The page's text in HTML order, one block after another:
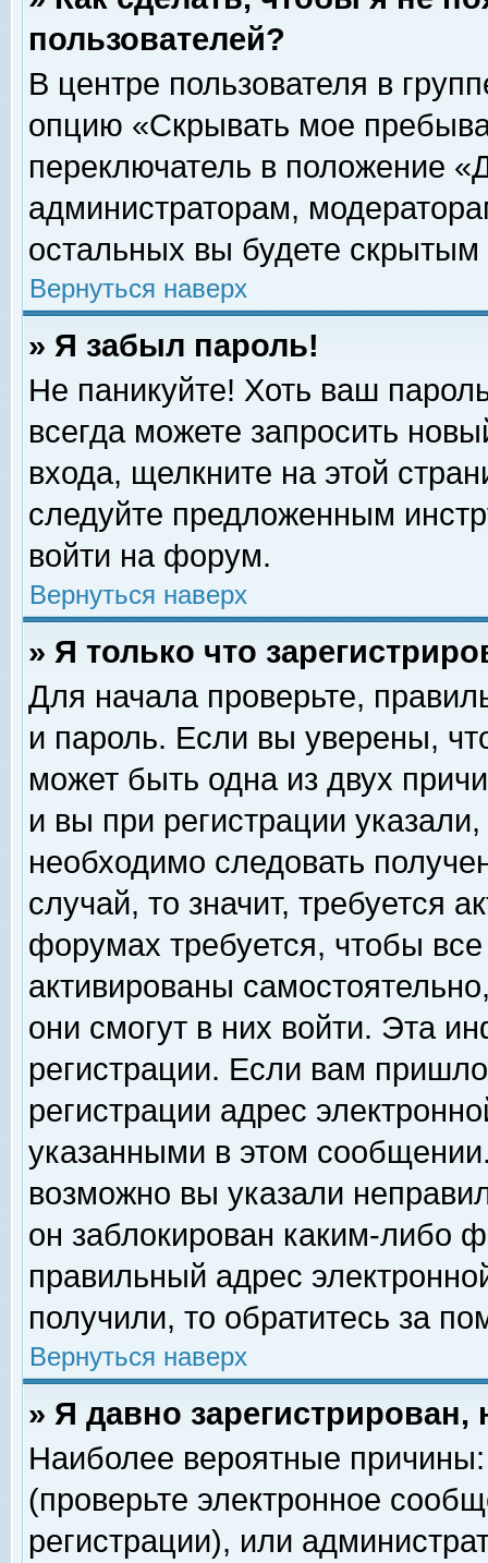
пользователей?
В центре пользователя в
опцию «Скрывать мое
переключатель в положение
администраторам,
остальных вы будете скрытым
Вернуться наверх
» Я забыл пароль!
Не паникуйте! Хоть ваш
всегда можете запросить
входа, щелкните на этой
следуйте предложенным
войти на форум.
Вернуться наверх
» Я только что
Для начала проверьте,
и пароль. Если вы уверены,
может быть одна из двух
и вы при регистрации
необходимо следовать
случай, то значит, требуется
форумах требуется, чтобы
активированы
они смогут в них войти. Эта
регистрации. Если вам
регистрации адрес
указанными в этом
возможно вы указали
он заблокирован каким-либо
правильный адрес
получили, то обратитесь за
Вернуться наверх
» Я давно
Наиболее вероятные
(проверьте электронное
регистрации), или